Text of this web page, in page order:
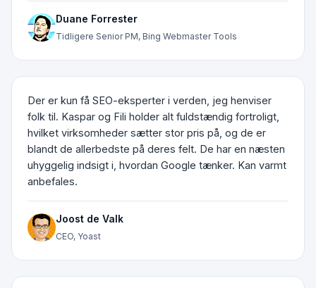
Duane Forrester
Tidligere Senior PM, Bing Webmaster Tools
Der er kun få SEO-eksperter i verden, jeg henviser
folk til. Kaspar og Fili holder alt fuldstændig fortroligt,
hvilket virksomheder sætter stor pris på, og de er
blandt de allerbedste på deres felt. De har en næsten
uhyggelig indsigt i, hvordan Google tænker. Kan varmt
anbefales.
Joost de Valk
CEO, Yoast